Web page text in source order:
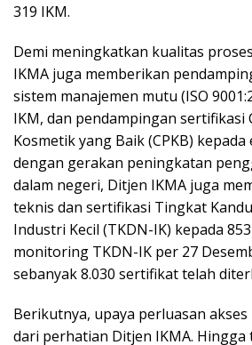
319 IKM.
Demi meningkatkan kualitas
IKMA juga memberikan
sistem manajemen mutu (ISO
IKM, dan pendampingan sertifikasi
Kosmetik yang Baik (CPKB) kepada
dengan gerakan peningkatan
dalam negeri, Ditjen IKMA juga
teknis dan sertifikasi Tingkat
Industri Kecil (TKDN-IK) kepada
monitoring TKDN-IK per 27
sebanyak 8.030 sertifikat telah
Berikutnya, upaya perluasan
dari perhatian Ditjen IKMA. Hingga